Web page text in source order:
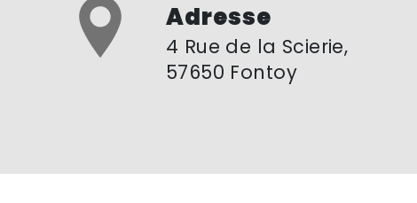
Adresse
4 Rue de la Scierie,
57650 Fontoy